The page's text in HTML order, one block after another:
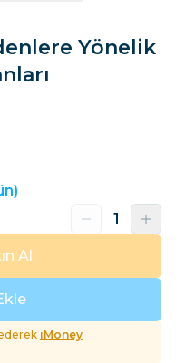
Yönelik
Al
iMoney